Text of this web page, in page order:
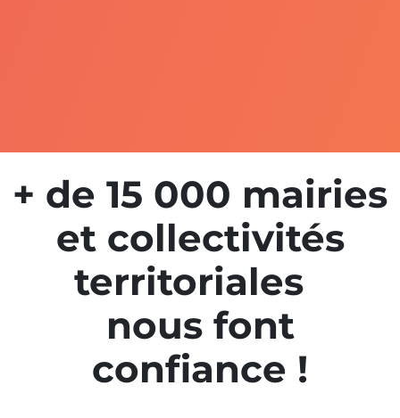
+ de 15 000 mairies
et collectivités
territoriales
nous font
confiance !